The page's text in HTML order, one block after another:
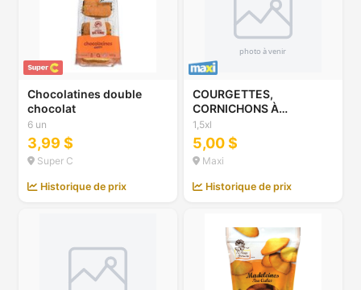
Chocolatines double
chocolat
6 un
3,99 $
Super C
Historique de prix
COURGETTES,
CORNICHONS À
MARINER, PETITES
POMMES DE TERRE
BLANCHES, 3 L OU
CAROTTES NANTAISES,
BETTRAVES OU PRUNES
JAUNES, 1,5 L
1,5xl
5,00 $
Maxi
Historique de prix